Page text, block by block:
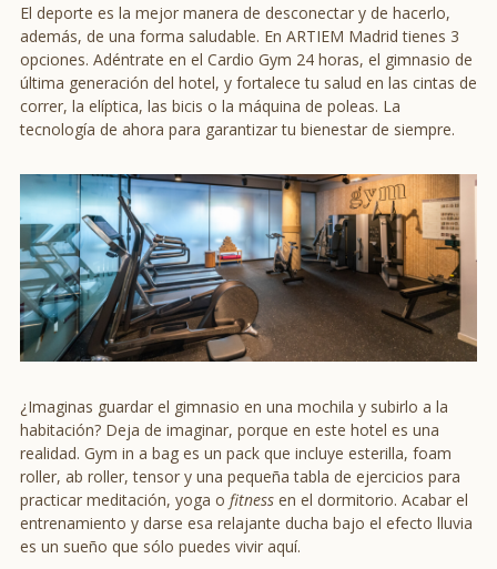
El deporte es la mejor manera de desconectar y de hacerlo,
además, de una forma saludable. En ARTIEM Madrid tienes 3
opciones. Adéntrate en el Cardio Gym 24 horas, el gimnasio de
última generación del hotel, y fortalece tu salud en las cintas de
correr, la elíptica, las bicis o la máquina de poleas. La
tecnología de ahora para garantizar tu bienestar de siempre.
¿Imaginas guardar el gimnasio en una mochila y subirlo a la
habitación? Deja de imaginar, porque en este hotel es una
realidad. Gym in a bag es un pack que incluye esterilla, foam
roller, ab roller, tensor y una pequeña tabla de ejercicios para
practicar meditación, yoga o fitness en el dormitorio. Acabar el
entrenamiento y darse esa relajante ducha bajo el efecto lluvia
es un sueño que sólo puedes vivir aquí.